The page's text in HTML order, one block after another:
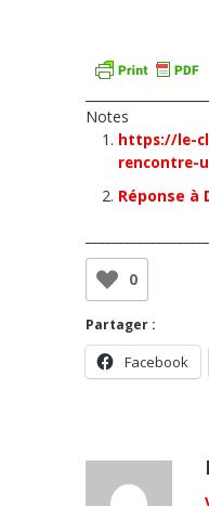
Notes
https://le-
rencontre-
Réponse à
0
Partager :
Facebook